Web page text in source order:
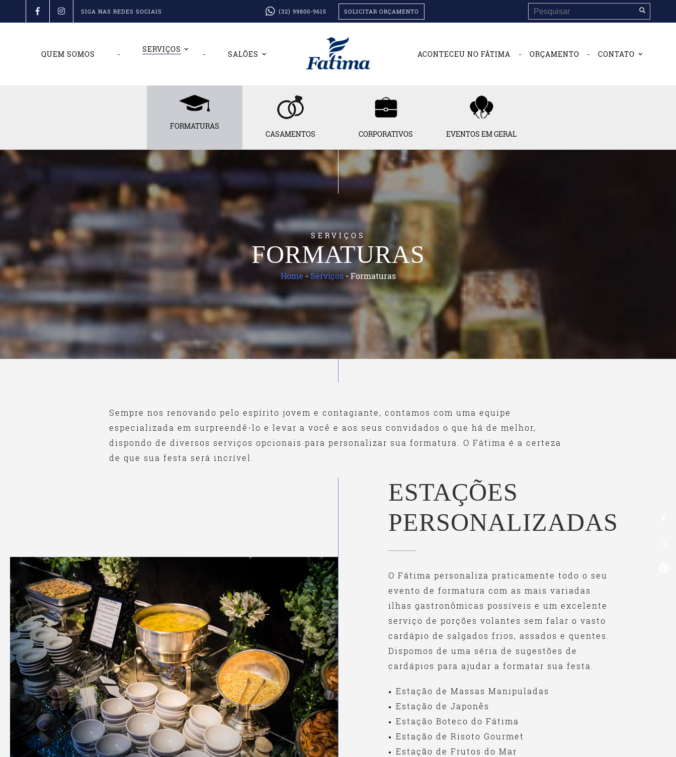
SIGA NAS REDES SOCIAIS (32) 99800-9615 SOLICITAR ORÇAMENTO
QUEM SOMOS - SERVIÇOS - SALÕES ACONTECEU NO FÁTIMA - ORÇAMENTO - CONTATO
FORMATURAS
CASAMENTOS
CORPORATIVOS EVENTOS EM GERAL
SERVIÇOS
FORMATURAS
Home-Serviços- Formaturas
Sempre nos renovando pelo espírito jovem e contagiante, contamos com uma equipe
especializada em surpreendê-lo e levar a você e aos seus convidados o que há de melhor,
dispondo de diversos serviços opcionais para personalizar sua formatura. O Fátima é a certeza
de que sua festa será incrível.
ESTAÇÕES
PERSONALIZADAS
O Fátima personaliza praticamente todo o seu
evento de formatura com as mais variadas
ilhas gastronômicas possíveis e um excelente
serviço de porções volantes sem falar o vasto
cardápio de salgados frios, assados e quentes.
Dispomos de uma séria de sugestões de
cardápios para ajudar a formatar sua festa.
Estação de Massas Manipuladas
Estação de Japonês
Estação Boteco do Fátima
Estação de Risoto Gourmet
Estação de Frutos do Mar